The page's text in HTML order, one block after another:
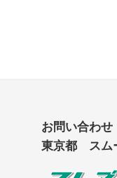
お問い合わせ
東京都 スム